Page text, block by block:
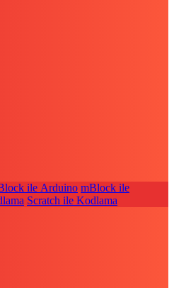
ile Arduino mBlock ile
Scratch ile Kodlama